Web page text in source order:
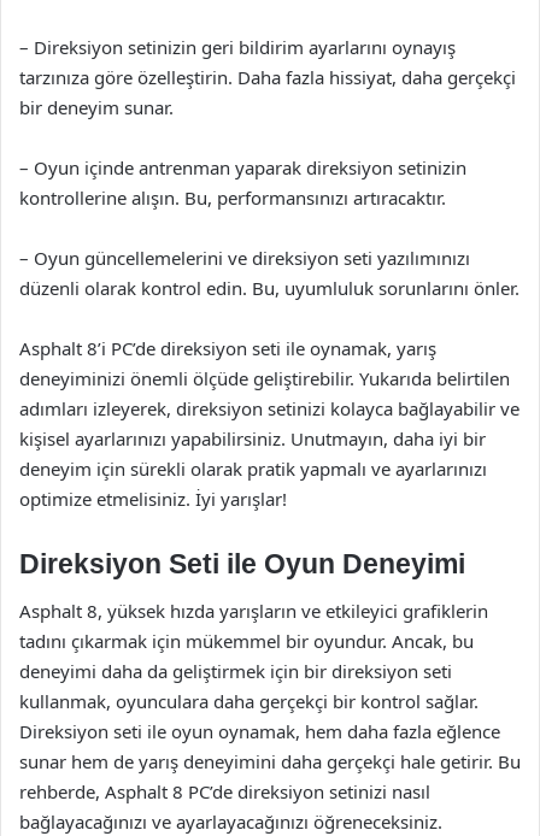
– Direksiyon setinizin geri bildirim ayarlarını oynayış
tarzınıza göre özelleştirin. Daha fazla hissiyat, daha gerçekçi
bir deneyim sunar.
– Oyun içinde antrenman yaparak direksiyon setinizin
kontrollerine alışın. Bu, performansınızı artıracaktır.
– Oyun güncellemelerini ve direksiyon seti yazılımınızı
düzenli olarak kontrol edin. Bu, uyumluluk sorunlarını önler.
Asphalt 8’i PC’de direksiyon seti ile oynamak, yarış
deneyiminizi önemli ölçüde geliştirebilir. Yukarıda belirtilen
adımları izleyerek, direksiyon setinizi kolayca bağlayabilir ve
kişisel ayarlarınızı yapabilirsiniz. Unutmayın, daha iyi bir
deneyim için sürekli olarak pratik yapmalı ve ayarlarınızı
optimize etmelisiniz. İyi yarışlar!
Direksiyon Seti ile Oyun Deneyimi
Asphalt 8, yüksek hızda yarışların ve etkileyici grafiklerin
tadını çıkarmak için mükemmel bir oyundur. Ancak, bu
deneyimi daha da geliştirmek için bir direksiyon seti
kullanmak, oyunculara daha gerçekçi bir kontrol sağlar.
Direksiyon seti ile oyun oynamak, hem daha fazla eğlence
sunar hem de yarış deneyimini daha gerçekçi hale getirir. Bu
rehberde, Asphalt 8 PC’de direksiyon setinizi nasıl
bağlayacağınızı ve ayarlayacağınızı öğreneceksiniz.